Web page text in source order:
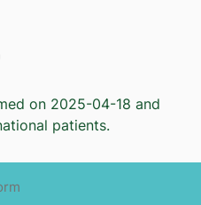
on 2025-04-18 and
patients.